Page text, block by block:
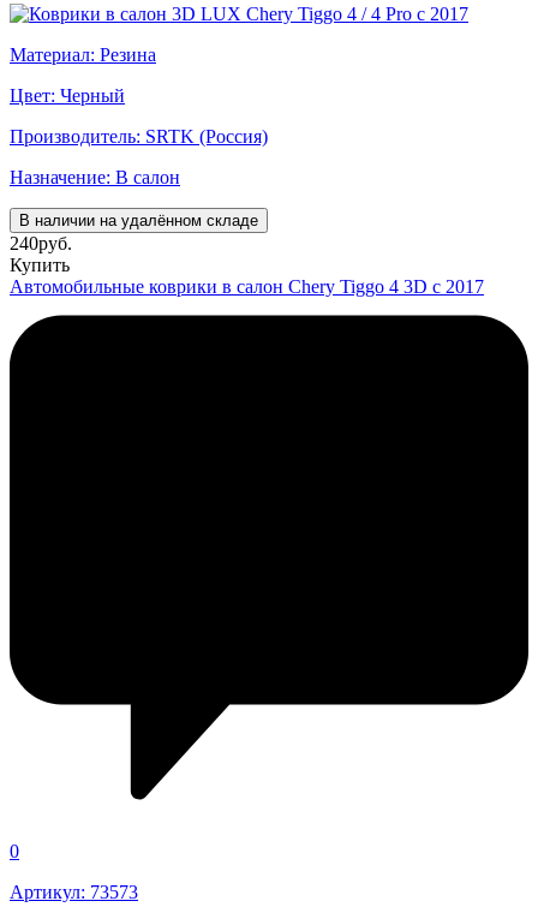
Материал: Резина
Цвет: Черный
Производитель: SRTK (Россия)
Назначение: В салон
В наличии на удалённом складе
240руб.
Купить
Автомобильные коврики в салон Chery Tiggo 4 3D с 2017
0
Артикул: 73573